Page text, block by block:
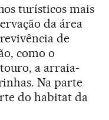
turísticos mais
da área
de
como o
a arraia-
Na parte
do habitat da